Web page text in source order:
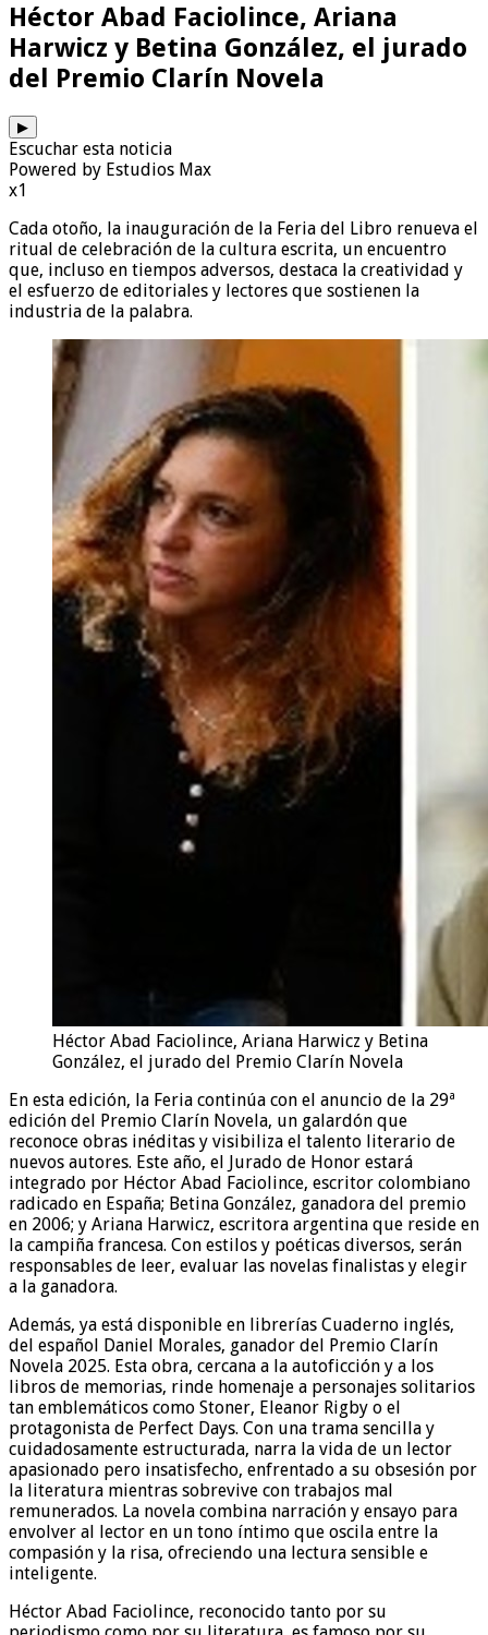
Héctor Abad Faciolince, Ariana
Harwicz y Betina González, el jurado
del Premio Clarín Novela
▶
Escuchar esta noticia
Powered by Estudios Max
x1
Cada otoño, la inauguración de la Feria del Libro renueva el
ritual de celebración de la cultura escrita, un encuentro
que, incluso en tiempos adversos, destaca la creatividad y
el esfuerzo de editoriales y lectores que sostienen la
industria de la palabra.
Héctor Abad Faciolince, Ariana Harwicz y Betina
González, el jurado del Premio Clarín Novela
En esta edición, la Feria continúa con el anuncio de la 29ª
edición del Premio Clarín Novela, un galardón que
reconoce obras inéditas y visibiliza el talento literario de
nuevos autores. Este año, el Jurado de Honor estará
integrado por Héctor Abad Faciolince, escritor colombiano
radicado en España; Betina González, ganadora del premio
en 2006; y Ariana Harwicz, escritora argentina que reside en
la campiña francesa. Con estilos y poéticas diversos, serán
responsables de leer, evaluar las novelas finalistas y elegir
a la ganadora.
Además, ya está disponible en librerías Cuaderno inglés,
del español Daniel Morales, ganador del Premio Clarín
Novela 2025. Esta obra, cercana a la autoficción y a los
libros de memorias, rinde homenaje a personajes solitarios
tan emblemáticos como Stoner, Eleanor Rigby o el
protagonista de Perfect Days. Con una trama sencilla y
cuidadosamente estructurada, narra la vida de un lector
apasionado pero insatisfecho, enfrentado a su obsesión por
la literatura mientras sobrevive con trabajos mal
remunerados. La novela combina narración y ensayo para
envolver al lector en un tono íntimo que oscila entre la
compasión y la risa, ofreciendo una lectura sensible e
inteligente.
Héctor Abad Faciolince, reconocido tanto por su